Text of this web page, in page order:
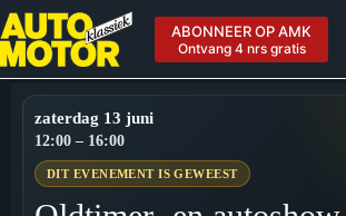
Ga
naar
de
inhoud
ABONNEER OP AMK
Ontvang 4 nrs gratis
zaterdag 13 juni
12:00 – 16:00
DIT EVENEMENT IS GEWEEST